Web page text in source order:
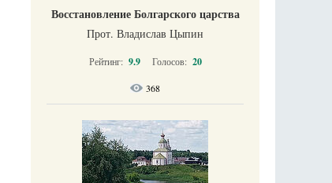
Восстановление Болгарского царства
Прот. Владислав Цыпин
Рейтинг: 9.9 Голосов: 20
368